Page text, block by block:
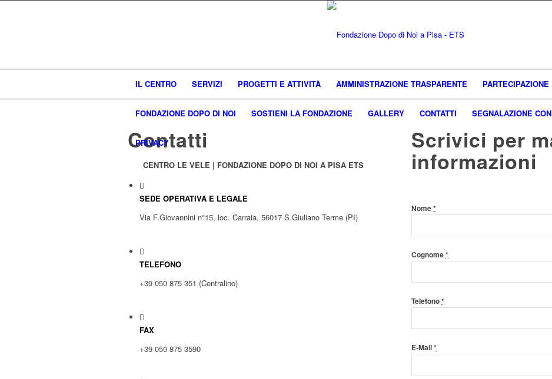
IL CENTRO SERVIZI PROGETTI E ATTIVITÀ AMMINISTRAZIONE TRASPARENTE PARTECIPAZIONE
FONDAZIONE DOPO DI NOI SOSTIENI LA FONDAZIONE GALLERY CONTATTI SEGNALAZIONE
PRIVACY
Contatti
CENTRO LE VELE | FONDAZIONE DOPO DI NOI A PISA ETS
SEDE OPERATIVA E LEGALE
Via F.Giovannini n°15, loc. Carraia, 56017 S.Giuliano Terme (PI)
TELEFONO
+39 050 875 351 (Centralino)
FAX
+39 050 875 3590
Scrivici per
informazioni
Nome*
Cognome*
Telefono*
E-Mail*